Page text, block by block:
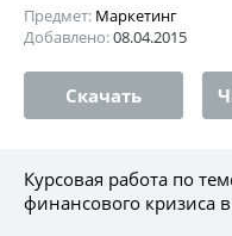
Предмет: Маркетинг
Добавлено:08.04.2015
Скачать
Курсовая работа по
финансового кризиса